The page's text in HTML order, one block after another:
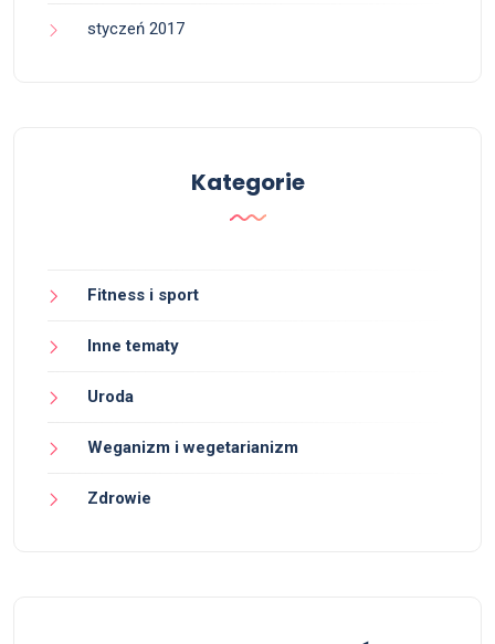
styczeń 2017
Kategorie
Fitness i sport
Inne tematy
Uroda
Weganizm i wegetarianizm
Zdrowie